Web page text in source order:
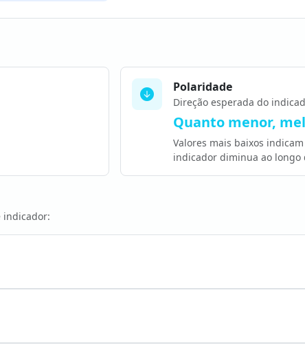
Polaridade
Direção esperada do
Quanto menor,
Valores mais baixos
indicador diminua ao longo
indicador: